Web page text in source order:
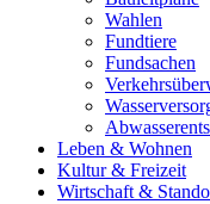
Wahlen
Fundtiere
Fundsachen
Leben & Wohnen
Kultur & Freizeit
Wirtschaft &